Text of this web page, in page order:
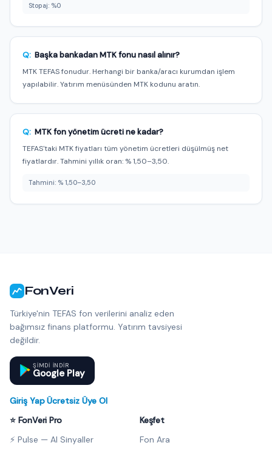
Stopaj: %0
Q: Başka bankadan MTK fonu nasıl alınır?
MTK TEFAS fonudur. Herhangi bir banka/aracı kurumdan işlem
yapılabilir. Yatırım menüsünden MTK kodunu aratın.
Q: MTK fon yönetim ücreti ne kadar?
TEFAS'taki MTK fiyatları tüm yönetim ücretleri düşülmüş net
fiyatlardır. Tahmini yıllık oran: % 1,50–3,50.
Tahmini: % 1,50–3,50
FonVeri
Türkiye'nin TEFAS fon verilerini analiz eden
bağımsız finans platformu. Yatırım tavsiyesi
değildir.
ŞIMDI INDIR
Google Play
Giriş Yap·Ücretsiz Üye Ol
⭐ FonVeri Pro
⚡ Pulse — AI Sinyaller
Keşfet
Fon Ara